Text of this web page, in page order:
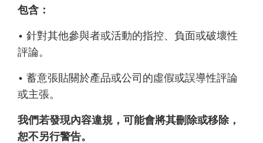
包含：
• 針對其他參與者或活動的指控、負面或破壞性
評論。
• 蓄意張貼關於產品或公司的虛假或誤導性評論
或主張。
我們若發現內容違規，可能會將其刪除或移除，
恕不另行警告。